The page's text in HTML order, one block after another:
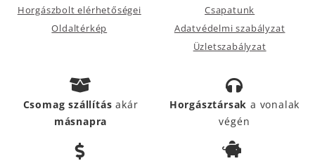
Horgászbolt elérhetőségei
Oldaltérkép
Csapatunk
Adatvédelmi szabályzat
Üzletszabályzat
Csomag szállításakár
másnapra
Horgásztársak a vonalak
végén